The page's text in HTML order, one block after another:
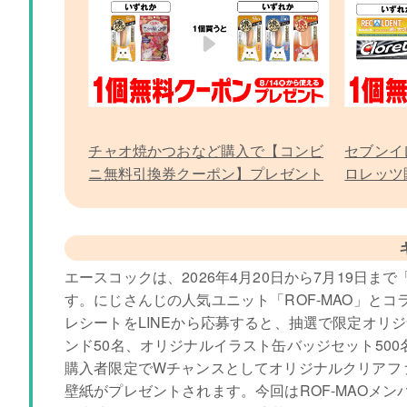
チャオ焼かつおなど購入で【コンビ
ニ無料引換券クーポン】プレゼント
セブン
ロレッ
エースコックは、2026年4月20日から7月19日ま
す。にじさんじの人気ユニット「ROF-MAO」と
レシートをLINEから応募すると、抽選で限定オリ
ンド50名、オリジナルイラスト缶バッジセット
購入者限定でWチャンスとしてオリジナルクリア
壁紙がプレゼントされます。今回はROF-MAOメ